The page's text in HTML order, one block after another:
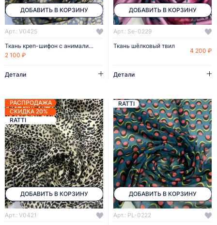
ДОБАВИТЬ В КОРЗИНУ
Арт.: V0425
Ткань креп-шифон с анималистичным принтом
2 100 ₽
Детали
ДОБАВИТЬ В КОРЗИНУ
Арт.: Se-0229
Ткань шёлковый твил
4 200 ₽
Детали
ДОБАВИТЬ В КОРЗИНУ
РАСПРОДАЖА
СКИДКА 20%
RATTI
Арт.: V0421
ДОБАВИТЬ В КОРЗИНУ
RATTI
Арт.: PL-0222